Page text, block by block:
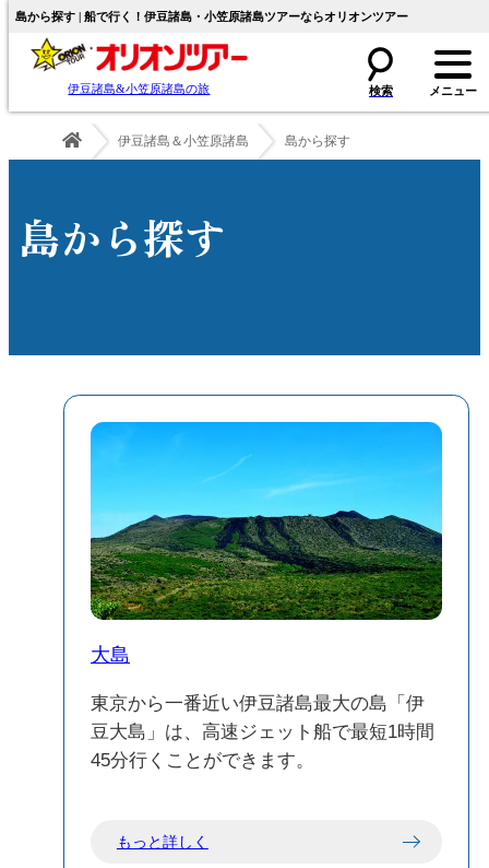
島から探す | 船で行く！伊豆諸島・小笠原諸島ツアーならオリオンツアー
伊豆諸島&小笠原諸島の旅
伊豆諸島＆小笠原諸島 島から探す
島から探す
大島
東京から一番近い伊豆諸島最大の島「伊
豆大島」は、高速ジェット船で最短1時間
45分行くことができます。
もっと詳しく